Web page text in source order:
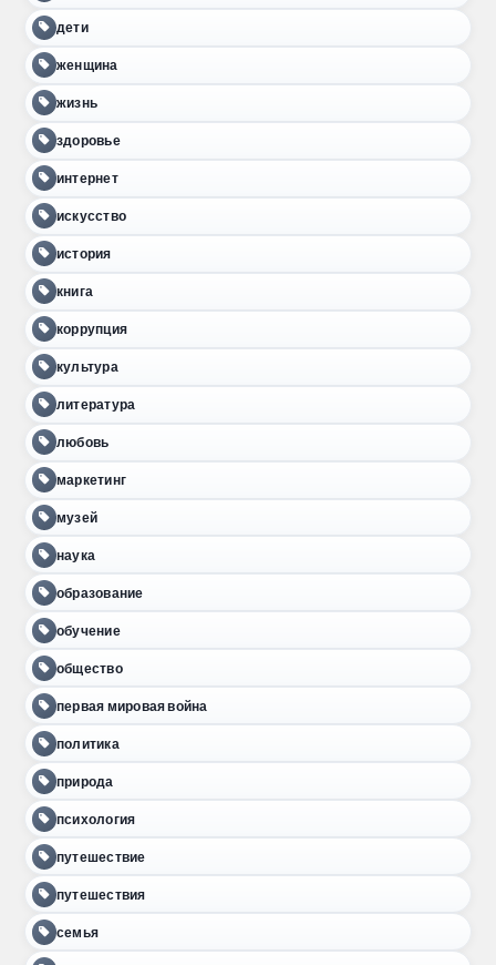
дети
женщина
жизнь
здоровье
интернет
искусство
история
книга
коррупция
культура
литература
любовь
маркетинг
музей
наука
образование
обучение
общество
первая мировая война
политика
природа
психология
путешествие
путешествия
семья